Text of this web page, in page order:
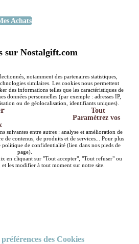
Achats
sur Nostalgift.com
notamment des partenaires statistiques,
similaires. Les cookies nous permettent
des informations telles que les caractéristiques de
données personnelles (par exemple : adresses IP,
ou de géolocalisation, identifiants uniques).
Tout
Paramétrez vos
suivantes entre autres : analyse et amélioration de
de contenus, de produits et de services... Pour plus
de confidentialité (lien dans nos pieds de
page).
en cliquant sur "Tout accepter", "Tout refuser" ou
les modifier à tout moment sur notre site.
des Cookies